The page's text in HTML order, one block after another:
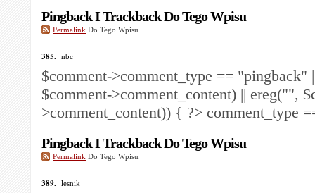
Pingback I Trackback Do Tego Wpisu
Permalink Do Tego Wpisu
385. nbc
$comment->comment_type == "pingback"
$comment->comment_content) || ereg("",
>comment_content)) { ?>
Pingback I Trackback Do Tego Wpisu
Permalink Do Tego Wpisu
389. lesnik
comment_type